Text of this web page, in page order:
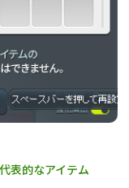
表的なアイテム